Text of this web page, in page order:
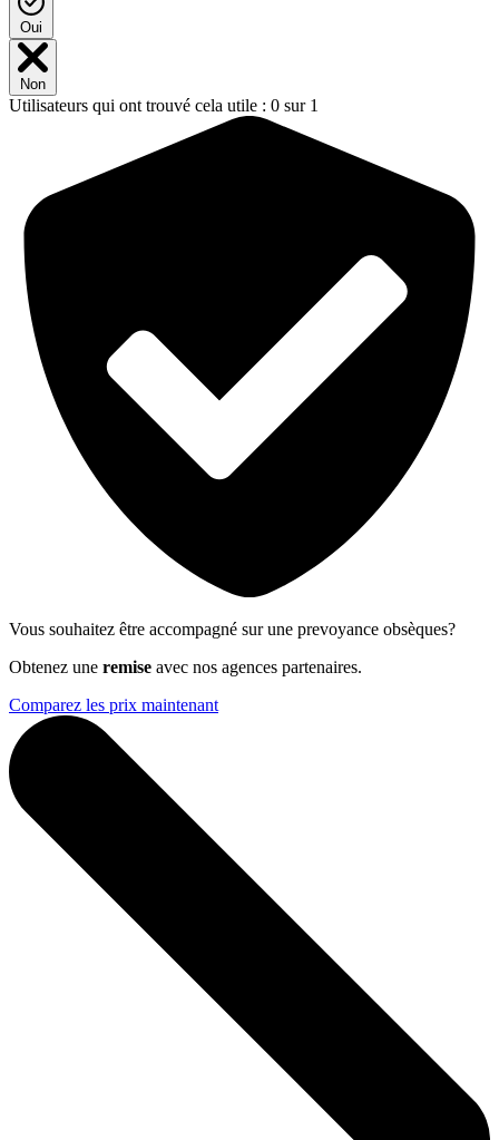
Oui
Non
Utilisateurs qui ont trouvé cela utile : 0 sur 1
Vous souhaitez être accompagné sur une prevoyance obsèques?
Obtenez une remise avec nos agences partenaires.
Comparez les prix maintenant